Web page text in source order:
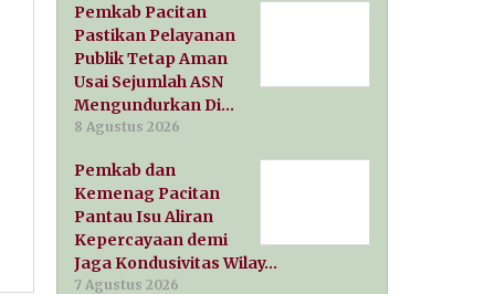
Pemkab Pacitan
Pastikan Pelayanan
Publik Tetap Aman
Usai Sejumlah ASN
Mengundurkan Di…
8 Agustus 2026
Pemkab dan
Kemenag Pacitan
Pantau Isu Aliran
Kepercayaan demi
Jaga Kondusivitas Wilay…
7 Agustus 2026